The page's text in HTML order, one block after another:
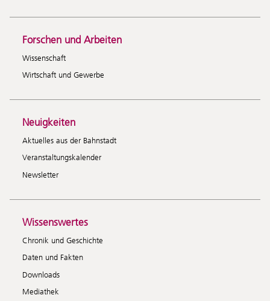
Forschen und Arbeiten
Wissenschaft
Wirtschaft und Gewerbe
Neuigkeiten
Aktuelles aus der Bahnstadt
Veranstaltungskalender
Newsletter
Wissenswertes
Chronik und Geschichte
Daten und Fakten
Downloads
Mediathek